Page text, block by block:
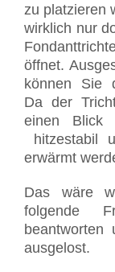
zu platzieren
wirklich nur
öffnet.
können Sie
Da der
einen Blick
hitzestabil
erwärmt
Das wäre
folgende
beantworten
ausgelost.